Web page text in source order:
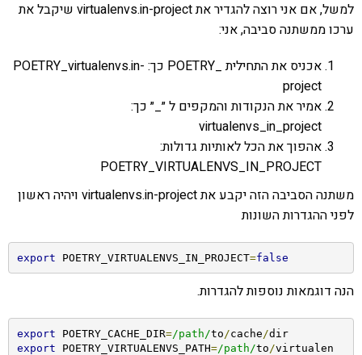
למשל, אם אני רוצה להגדיר את virtualenvs.in-project שיקבל את
ערכו ממשתנה סביבה, אני:
אכניס את התחילית _POETRY כך: POETRY_virtualenvs.in-
project
אמיר את הנקודות והמקפים ל ״_״ כך:
virtualenvs_in_project
אהפוך את הכל לאותיות גדולות:
POETRY_VIRTUALENVS_IN_PROJECT
משתנה הסביבה הזה יקבע את virtualenvs.in-project ויהיה ראשון
לפני ההגדרות השונות
export POETRY_VIRTUALENVS_IN_PROJECT=false
הנה דוגמאות נוספות להגדרות.
export POETRY_CACHE_DIR=/path/to /cache /
dir
export POETRY_VIRTUALENVS_PATH=/path/to /virtualen